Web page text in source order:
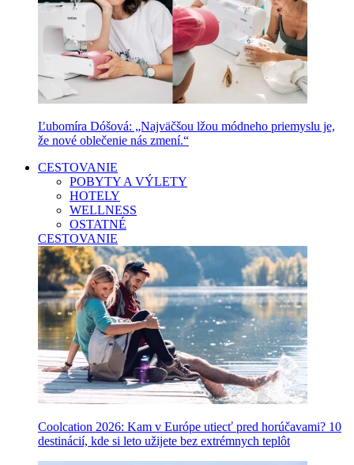
Ľubomíra Dóšová: „Najväčšou lžou módneho priemyslu je,
že nové oblečenie nás zmení.“
CESTOVANIE
POBYTY A VÝLETY
HOTELY
WELLNESS
OSTATNÉ
CESTOVANIE
Coolcation 2026: Kam v Európe utiecť pred horúčavami? 10
destinácií, kde si leto užijete bez extrémnych teplôt